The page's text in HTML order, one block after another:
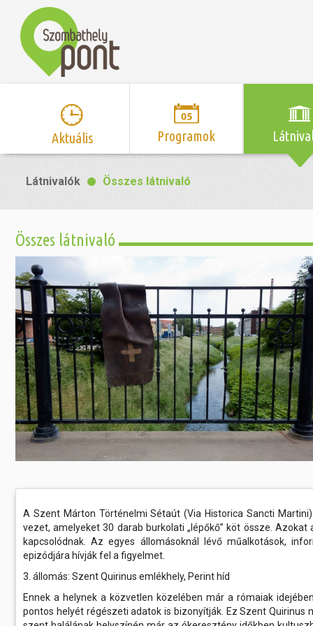
Aktuális Programok
Program naptár
Szent Márton
Mozi
Színház/Tánc
Előadás/Kiállítás
Gyerekeknek
Sport
Buli/Disco
Kiemelt rendezvények
Tanfolyam, képzés
Tábor
Egyházi, vallási
Egyebek
Ünnepek,
Megyei kitekintő
Szent
Zsidó
most
Fák
Összes
Hírek
Sport és
Egyéb
Röplabda
Látnivalók Összes látnivaló
Összes látnivaló
A Szent Márton Történelmi Sétaút (Via Historica Sancti
vezet, amelyeket 30 darab burkolati „lépőkő” köt össze.
kapcsolódnak. Az egyes állomásoknál lévő műalkotások,
epizódjára hívják fel a figyelmet.
3. állomás: Szent Quirinus emlékhely, Perint híd
Ennek a helynek a közvetlen közelében már a rómaiak
pontos helyét régészeti adatok is bizonyítják. Ez Szent